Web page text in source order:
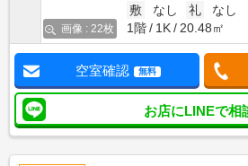
画像 : 22枚
敷
なし 礼
なし
1階
1K 20.48㎡
空室確認 無料
お店にLINEで相